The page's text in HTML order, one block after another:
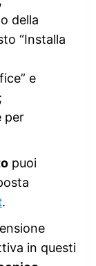
della
“Installa
e
per
puoi
.
in questi